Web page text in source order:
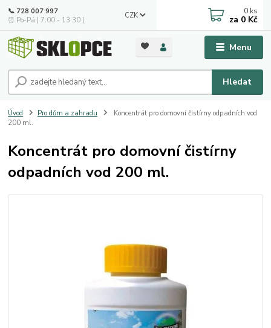
Menu
CZK
Hledat
📞 728 007 997
⏰ Po-Pá | 7:00 - 13:30 |
0 ks
za 0 Kč
Úvod Pro dům a zahradu
Koncentrát pro domovní čistírny odpadních vod
200 ml.
Koncentrát pro domovní čistírny
odpadních vod 200 ml.